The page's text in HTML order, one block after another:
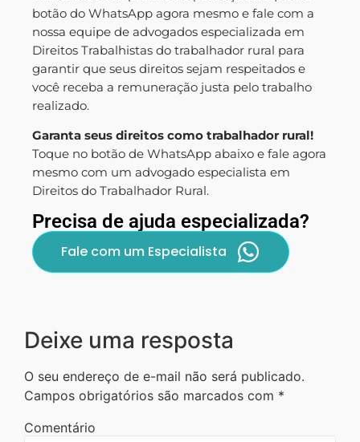
botão do WhatsApp agora mesmo e fale com a
nossa equipe de advogados especializada em
Direitos Trabalhistas do trabalhador rural para
garantir que seus direitos sejam respeitados e
você receba a remuneração justa pelo trabalho
realizado.
Garanta seus direitos como trabalhador rural!
Toque no botão de WhatsApp abaixo e fale agora
mesmo com um advogado especialista em
Direitos do Trabalhador Rural.
Precisa de ajuda especializada?
Fale com um Especialista
Deixe uma resposta
O seu endereço de e-mail não será publicado.
Campos obrigatórios são marcados com *
Comentário